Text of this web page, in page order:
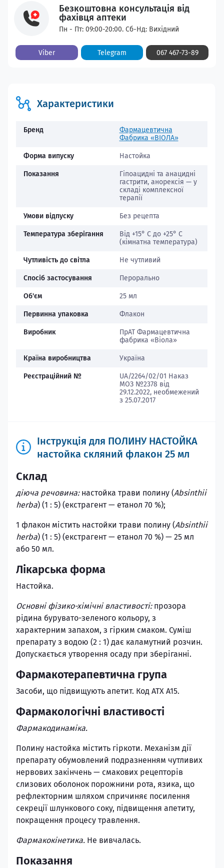
Безкоштовна консультація від
фахівця аптеки
Пн - Пт: 09:00-20:00. Сб-Нд: Вихідний
Viber Telegram 067 467-73-89
Характеристики
Бренд
Фармацевтична
Фабрика «ВІОЛА»
Форма випуску Настойка
Показання
Гіпоацидні та анацидні
гастрити, анорексія — у
складі комплексної
терапії
Умови відпуску Без рецепта
Температура зберігання
Від +15° С до +25° С
(кімнатна температура)
Чутливість до світла Не чутливий
Спосіб застосування Перорально
Об'єм 25 мл
Первинна упаковка Флакон
Виробник
ПрАТ Фармацевтична
фабрика «Віола»
Країна виробництва Україна
Реєстраційний №
UA/2264/02/01 Наказ
МОЗ №2378 від
29.12.2022, необмежений
з 25.07.2017
Інструкція для ПОЛИНУ НАСТОЙКА
настойка скляний флакон 25 мл
Склад
діюча речовина: настойка трави полину (Absinthii
herba) (1 : 5) (екстрагент — етанол 70 %);
1 флакон містить настойки трави полину (Absinthii
herba) (1 : 5) (екстрагент — етанол 70 %) — 25 мл
або 50 мл.
Лікарська форма
Настойка.
Основні фізико-хімічні властивості:прозора
рідина бурувато-зеленого кольору, з
характерним запахом, з гірким смаком. Суміш
препарату з водою (2 : 1) дає каламутний розчин.
Допускається утворення осаду при зберіганні.
Фармакотерапевтична група
Засоби, що підвищують апетит. Код АТХ А15.
Фармакологічні властивості
Фармакодинаміка.
Полину настойка містить гіркоти. Механізм дії
препарату обумовлений подразненням чутливих
нервових закінчень — смакових рецепторів
слизових оболонок порожнини рота, язика, що
рефлекторним шляхом спричиняє посилення
секреції шлункового соку, підвищення апетиту,
покращення процесу травлення.
Фармакокінетика. Не вивчалась.
Показання